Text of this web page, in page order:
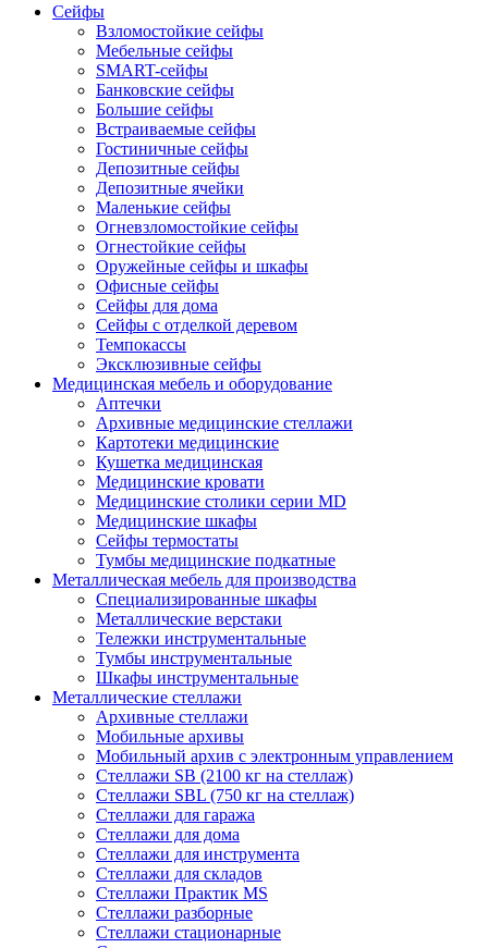
Сейфы
Взломостойкие сейфы
Мебельные сейфы
SMART-сейфы
Банковские сейфы
Большие сейфы
Встраиваемые сейфы
Гостиничные сейфы
Депозитные сейфы
Депозитные ячейки
Маленькие сейфы
Огневзломостойкие сейфы
Огнестойкие сейфы
Оружейные сейфы и шкафы
Офисные сейфы
Сейфы для дома
Сейфы с отделкой деревом
Темпокассы
Эксклюзивные сейфы
Медицинская мебель и оборудование
Аптечки
Архивные медицинские стеллажи
Картотеки медицинские
Кушетка медицинская
Медицинские кровати
Медицинские столики серии MD
Медицинские шкафы
Сейфы термостаты
Тумбы медицинские подкатные
Металлическая мебель для производства
Cпециализированные шкафы
Металлические верстаки
Тележки инструментальные
Тумбы инструментальные
Шкафы инструментальные
Металлические стеллажи
Архивные стеллажи
Мобильные архивы
Мобильный архив с электронным управлением
Стеллажи SB (2100 кг на стеллаж)
Стеллажи SBL (750 кг на стеллаж)
Стеллажи для гаража
Стеллажи для дома
Стеллажи для инструмента
Стеллажи для складов
Стеллажи Практик MS
Стеллажи разборные
Стеллажи стационарные